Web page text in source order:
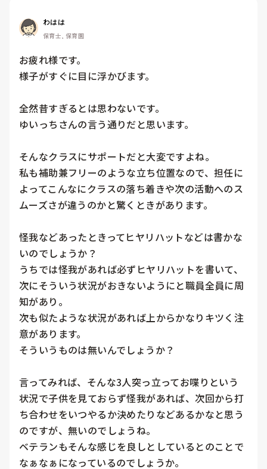
わはは
保育士, 保育園
お疲れ様です。
様子がすぐに目に浮かびます。
全然昔すぎるとは思わないです。
ゆいっちさんの言う通りだと思います。
そんなクラスにサポートだと大変ですよね。
私も補助兼フリーのような立ち位置なので、担任に
よってこんなにクラスの落ち着きや次の活動へのス
ムーズさが違うのかと驚くときがあります。
怪我などあったときってヒヤリハットなどは書かな
いのでしょうか？
うちでは怪我があれば必ずヒヤリハットを書いて、
次にそういう状況がおきないようにと職員全員に周
知があり。
次も似たような状況があれば上からかなりキツく注
意があります。
そういうものは無いんでしょうか？
言ってみれば、そんな3人突っ立ってお喋りという
状況で子供を見ておらず怪我があれば、次回から打
ち合わせをいつやるか決めたりなどあるかなと思う
のですが、無いのでしょうね。
ベテランもそんな感じを良しとしているとのことで
なぁなぁになっているのでしょうか。